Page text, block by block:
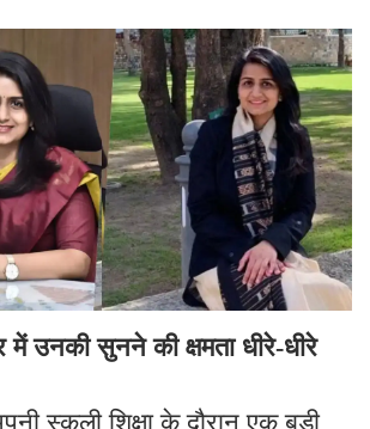
उनकी सुनने की क्षमता धीरे-धीरे
स्कूली शिक्षा के दौरान एक बड़ी